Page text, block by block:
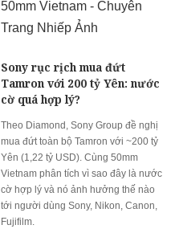
Sony rục rịch mua đứt
Tamron với 200 tỷ Yên: nước
cờ quá hợp lý?
Theo Diamond, Sony Group đề nghị
mua đứt toàn bộ Tamron với ~200 tỷ
Yên (1,22 tỷ USD). Cùng 50mm
Vietnam phân tích vì sao đây là nước
cờ hợp lý và nó ảnh hưởng thế nào
tới người dùng Sony, Nikon, Canon,
Fujifilm.